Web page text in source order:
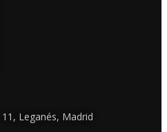
Leganés, Madrid